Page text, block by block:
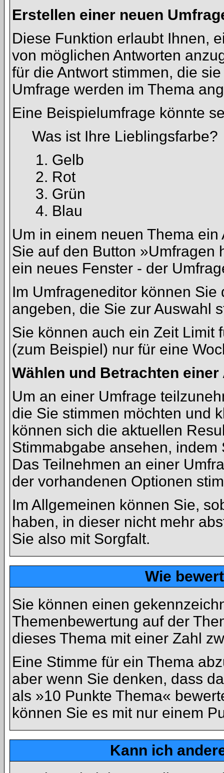
Erstellen einer neuen
Diese Funktion erlaubt Ihnen,
von möglichen Antworten
für die Antwort stimmen, die
Umfrage werden im Thema
Eine Beispielumfrage könnte
Was ist Ihre Lieblingsfarbe?
Gelb
Rot
Grün
Blau
Um in einem neuen Thema
Sie auf den Button »Umfragen
ein neues Fenster - der
Im Umfrageneditor können
angeben, die Sie zur Auswahl
Sie können auch ein Zeit Limit
(zum Beispiel) nur für eine
Wählen und Betrachten
Um an einer Umfrage
die Sie stimmen möchten und
können sich die aktuellen
Stimmabgabe ansehen,
Das Teilnehmen an einer
der vorhandenen Optionen
Im Allgemeinen können Sie,
haben, in dieser nicht mehr
Sie also mit Sorgfalt.
Wie
Sie können einen
Themenbewertung auf der
dieses Thema mit einer Zahl
Eine Stimme für ein Thema
aber wenn Sie denken, dass
als »10 Punkte Thema«
können Sie es mit nur einem
Kann ich